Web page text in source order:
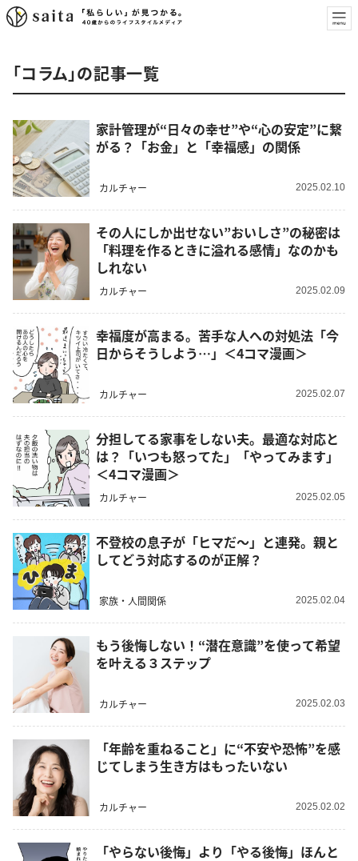
「コラム」の記事一覧
家計管理が“日々の幸せ”や“心の安定”に繋
がる？「お金」と「幸福感」の関係
カルチャー 2025.02.10
その人にしか出せない”おいしさ”の秘密は
「料理を作るときに溢れる感情」なのかも
しれない
カルチャー 2025.02.09
幸福度が高まる。苦手な人への対処法「今
日からそうしよう…」＜4コマ漫画＞
カルチャー 2025.02.07
分担してる家事をしない夫。最適な対応と
は？「いつも怒ってた」「やってみます」
＜4コマ漫画＞
カルチャー 2025.02.05
不登校の息子が「ヒマだ～」と連発。親と
してどう対応するのが正解？
家族・人間関係 2025.02.04
もう後悔しない！“潜在意識”を使って希望
を叶える３ステップ
カルチャー 2025.02.03
「年齢を重ねること」に“不安や恐怖”を感
じてしまう生き方はもったいない
カルチャー 2025.02.02
「やらない後悔」より「やる後悔」ほんと